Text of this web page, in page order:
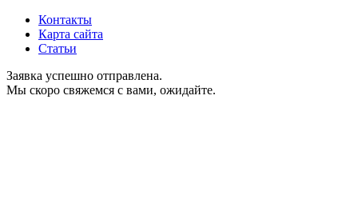
Контакты
Карта сайта
Статьи
Заявка успешно отправлена.
Мы скоро свяжемся с вами, ожидайте.